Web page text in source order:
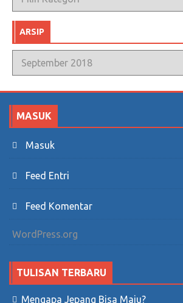
ARSIP
Arsip
MASUK
Masuk
Feed Entri
Feed Komentar
WordPress.org
TULISAN TERBARU
Mengapa Jepang Bisa Maju?